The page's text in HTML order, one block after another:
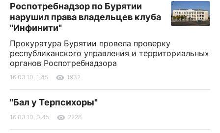
Роспотребнадзор по Бурятии
нарушил права владельцев клуба
"Инфинити"
Прокуратура Бурятии провела проверку
республиканского управления и территориальных
органов Роспотребнадзора
16.03.10, 1:45 1932
"Бал у Терпсихоры"
16.03.10, 0:45 2228